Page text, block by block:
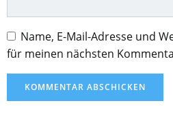
Name, E-Mail-Adresse und
für meinen nächsten